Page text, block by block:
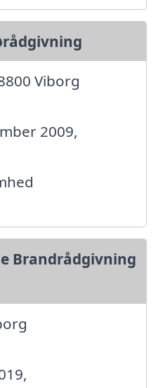
Viborg
2009,
Brandrådgivning